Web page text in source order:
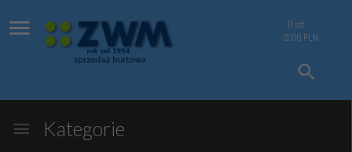
0 szt.
0.00 PLN
Kategorie